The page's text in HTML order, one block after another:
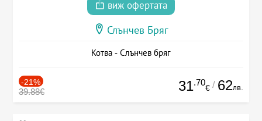
виж офертата
Слънчев Бряг
Котва - Слънчев бряг
-21%
39.88€ 31.70
€ / 62лв.